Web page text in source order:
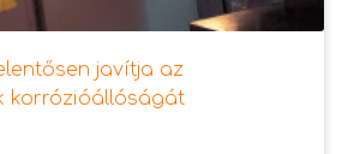
javítja az
korrózióállóságát